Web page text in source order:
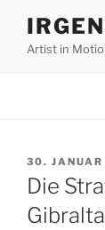
Inhalt
springen
Artist in
AM
30.
Die